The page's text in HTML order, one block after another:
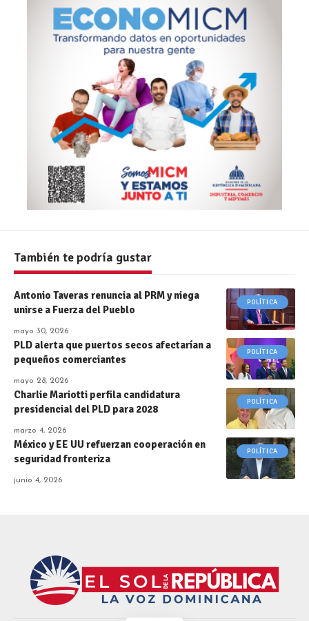
También te podría gustar
POLÍTICA
Antonio Taveras renuncia al PRM y niega
unirse a Fuerza del Pueblo
mayo 30, 2026
POLÍTICA
PLD alerta que puertos secos afectarían a
pequeños comerciantes
mayo 28, 2026
POLÍTICA
Charlie Mariotti perfila candidatura
presidencial del PLD para 2028
marzo 4, 2026
POLÍTICA
México y EE UU refuerzan cooperación en
seguridad fronteriza
junio 4, 2026